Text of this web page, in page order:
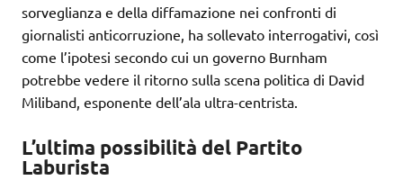
sorveglianza e della diffamazione nei confronti di
giornalisti anticorruzione, ha sollevato interrogativi, così
come l’ipotesi secondo cui un governo Burnham
potrebbe vedere il ritorno sulla scena politica di David
Miliband, esponente dell’ala ultra-centrista.
L’ultima possibilità del Partito
Laburista